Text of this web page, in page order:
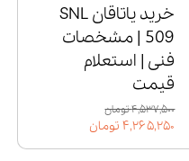
خرید یاتاقان SNL
509 | مشخصات
فنی | استعلام
قیمت
۴,۵۳۷,۵۰۰ تومان
۴,۲۶۵,۲۵۰ تومان